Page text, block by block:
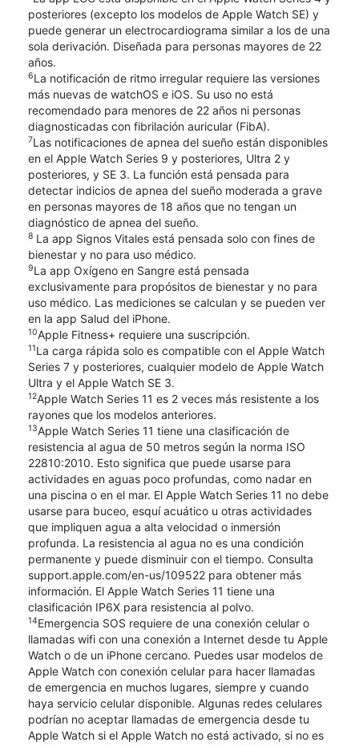
posteriores (excepto los modelos de Apple Watch SE) y
puede generar un electrocardiograma similar a los de una
sola derivación. Diseñada para personas mayores de 22
años.
6La notificación de ritmo irregular requiere las versiones
más nuevas de watchOS e iOS. Su uso no está
recomendado para menores de 22 años ni personas
diagnosticadas con fibrilación auricular (FibA).
7Las notificaciones de apnea del sueño están disponibles
en el Apple Watch Series 9 y posteriores, Ultra 2 y
posteriores, y SE 3. La función está pensada para
detectar indicios de apnea del sueño moderada a grave
en personas mayores de 18 años que no tengan un
diagnóstico de apnea del sueño.
8 La app Signos Vitales está pensada solo con fines de
bienestar y no para uso médico.
9La app Oxígeno en Sangre está pensada
exclusivamente para propósitos de bienestar y no para
uso médico. Las mediciones se calculan y se pueden ver
en la app Salud del iPhone.
10Apple Fitness+ requiere una suscripción.
11La carga rápida solo es compatible con el Apple Watch
Series 7 y posteriores, cualquier modelo de Apple Watch
Ultra y el Apple Watch SE 3.
12Apple Watch Series 11 es 2 veces más resistente a los
rayones que los modelos anteriores.
13Apple Watch Series 11 tiene una clasificación de
resistencia al agua de 50 metros según la norma ISO
22810:2010. Esto significa que puede usarse para
actividades en aguas poco profundas, como nadar en
una piscina o en el mar. El Apple Watch Series 11 no debe
usarse para buceo, esquí acuático u otras actividades
que impliquen agua a alta velocidad o inmersión
profunda. La resistencia al agua no es una condición
permanente y puede disminuir con el tiempo. Consulta
support.apple.com/en-us/109522 para obtener más
información. El Apple Watch Series 11 tiene una
clasificación IP6X para resistencia al polvo.
14Emergencia SOS requiere de una conexión celular o
llamadas wifi con una conexión a Internet desde tu Apple
Watch o de un iPhone cercano. Puedes usar modelos de
Apple Watch con conexión celular para hacer llamadas
de emergencia en muchos lugares, siempre y cuando
haya servicio celular disponible. Algunas redes celulares
podrían no aceptar llamadas de emergencia desde tu
Apple Watch si el Apple Watch no está activado, si no es